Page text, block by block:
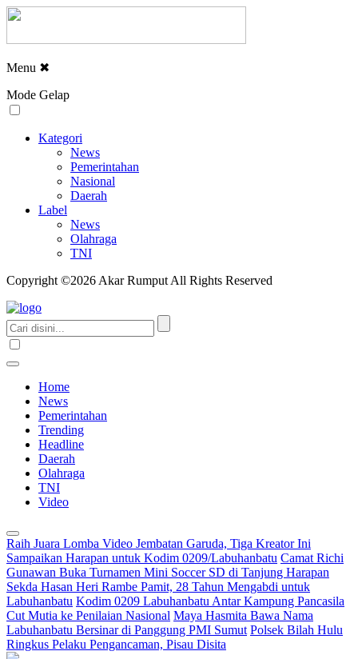
Menu ✖
Mode Gelap
Kategori
News
Pemerintahan
Nasional
Daerah
Label
News
Olahraga
TNI
Copyright ©2026 Akar Rumput All Rights Reserved
Home
News
Pemerintahan
Trending
Headline
Daerah
Olahraga
TNI
Video
Raih Juara Lomba Video Jembatan Garuda, Tiga Kreator Ini
Sampaikan Harapan untuk Kodim 0209/Labuhanbatu Camat Richi
Gunawan Buka Turnamen Mini Soccer SD di Tanjung Harapan
Sekda Hasan Heri Rambe Pamit, 28 Tahun Mengabdi untuk
Labuhanbatu Kodim 0209 Labuhanbatu Antar Kampung Pancasila
Cut Mutia ke Penilaian Nasional Maya Hasmita Bawa Nama
Labuhanbatu Bersinar di Panggung PMI Sumut Polsek Bilah Hulu
Ringkus Pelaku Pengancaman, Pisau Disita